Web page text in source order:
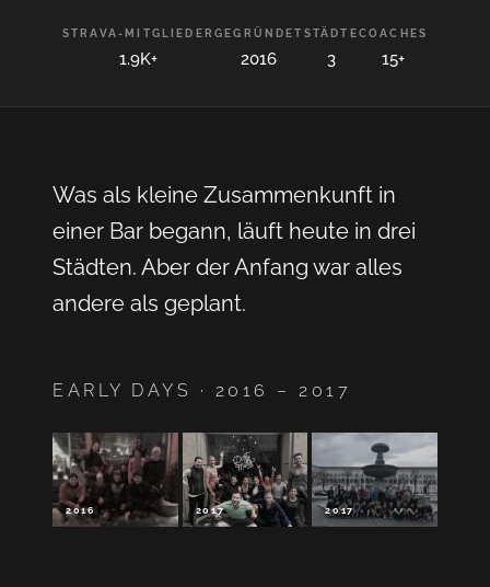
STRAVA-MITGLIEDER
1.9K+
GEGRÜNDET
2016
STÄDTE
3
COACHES
15+
Was als kleine Zusammenkunft in
einer Bar begann, läuft heute in drei
Städten. Aber der Anfang war alles
andere als geplant.
EARLY DAYS · 2016 – 2017
2016 2017 2017